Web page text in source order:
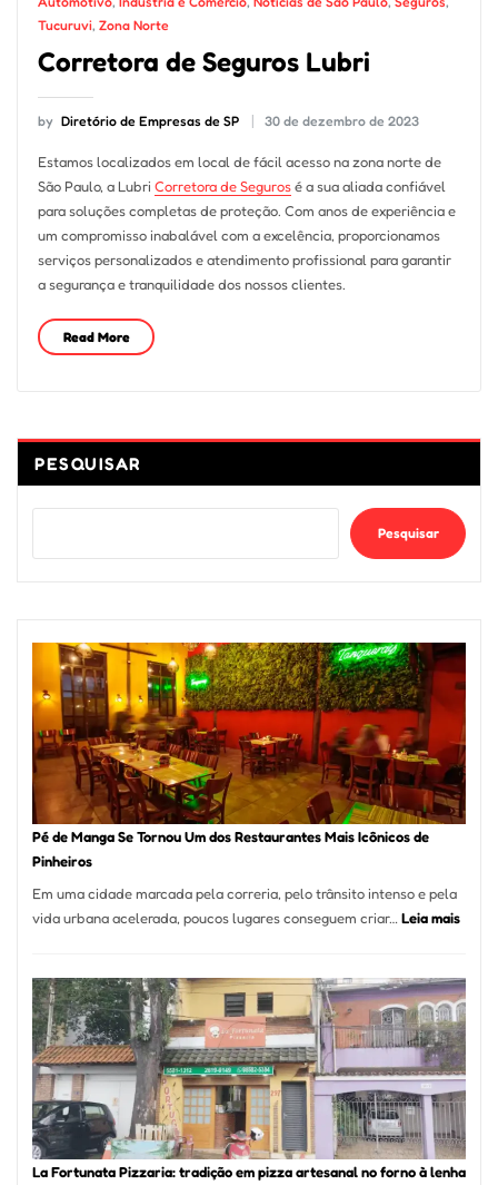
Tucuruvi, Zona Norte
Corretora de Seguros Lubri
by Diretório de Empresas de SP 30 de dezembro de 2023
Estamos localizados em local de fácil acesso na zona norte de
São Paulo, a Lubri Corretora de Segurosé a sua aliada confiável
para soluções completas de proteção. Com anos de experiência e
um compromisso inabalável com a excelência, proporcionamos
serviços personalizados e atendimento profissional para garantir
a segurança e tranquilidade dos nossos clientes.
Read More
PESQUISAR
Pesquisar
Pé de Manga Se Tornou Um dos Restaurantes Mais Icônicos de
Pinheiros
Em uma cidade marcada pela correria, pelo trânsito intenso e pela
vida urbana acelerada, poucos lugares conseguem criar… Leia mais:
Se
Um
dos
Mais
La Fortunata Pizzaria: tradição em pizza artesanal no forno à lenha